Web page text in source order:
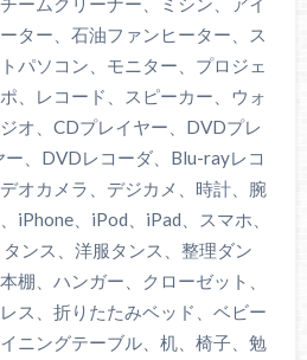
ター、石油ファンヒーター、ス
パソコン、モニター、プロジェ
、レコード、スピーカー、ウォ
オ、CDプレイヤー、DVDプレ
、DVDレコーダ、Blu-rayレコ
オカメラ、デジカメ、時計、腕
iPhone、iPod、iPad、スマホ、
ンス、洋服タンス、整理ダン
棚、ハンガー、クローゼット、
ス、折りたたみベッド、ベビー
ニングテーブル、机、椅子、勉